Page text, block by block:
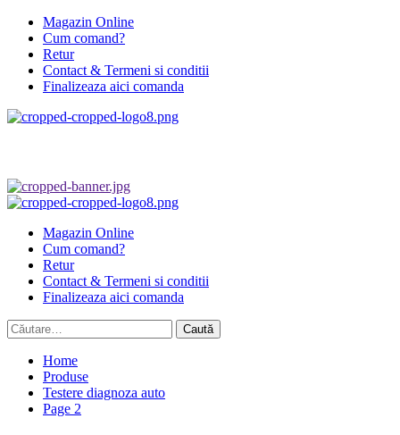
Skip
content
Magazin Online
Cum comand?
Retur
Contact & Termeni si conditii
Finalizeaza aici comanda
Primary
Magazin Online
Cum comand?
Retur
Contact & Termeni si conditii
Finalizeaza aici comanda
Caută
după:
Home
Produse
Testere diagnoza auto
Page 2